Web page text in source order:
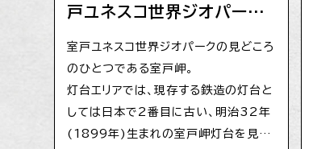
戸ユネスコ世界ジオパーク
の室戸岬ツアー
室戸ユネスコ世界ジオパークの見どころ
のひとつである室戸岬。
灯台エリアでは、現存する鉄造の灯台と
しては日本で2番目に古い、明治32年
(1899年)生まれの室戸岬灯台を見